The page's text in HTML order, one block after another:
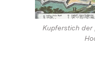
Kupferstich der